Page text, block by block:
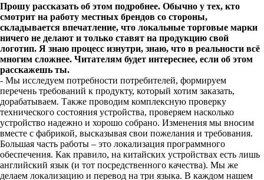
Прошу рассказать об этом подробнее. Обычно у тех, кто
смотрит на работу местных брендов со стороны,
складывается впечатление, что локальные торговые марки
ничего не делают и только ставят на продукцию свой
логотип. Я знаю процесс изнутри, знаю, что в реальности всё
многим сложнее. Читателям будет интереснее, если об этом
расскажешь ты.
- Мы исследуем потребности потребителей, формируем
перечень требований к продукту, который хотим заказать,
дорабатываем. Также проводим комплексную проверку
технического состояния устройства, проверяем насколько
устройство надежно и хорошо собрано. Изменения мы вносим
вместе с фабрикой, высказывая свои пожелания и требования.
Большая часть работы – это локализация программного
обеспечения. Как правило, на китайских устройствах есть лишь
английский язык (и тот посредственного качества). Мы же
делаем локализацию и перевод на три языка. В каждом нашем